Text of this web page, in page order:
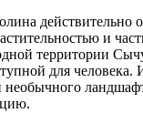
действительно
и
территории
для
необычного